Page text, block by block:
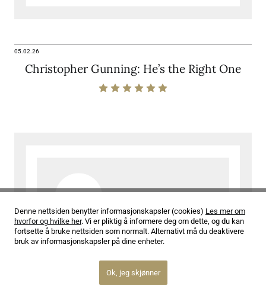
05.02.26
Christopher Gunning: He’s the Right One
Denne nettsiden benytter informasjonskapsler (cookies) Les mer om
hvorfor og hvilke her. Vi er pliktig å informere deg om dette, og du kan
fortsette å bruke nettsiden som normalt. Alternativt må du deaktivere
bruk av informasjonskapsler på dine enheter.
Ok, jeg skjønner